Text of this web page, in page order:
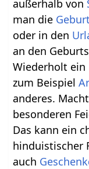
außerhalb von
man die
oder in den
an den
Wiederholt ein
zum Beispiel
anderes.
besonderen
Das kann ein
hinduistischer
auch